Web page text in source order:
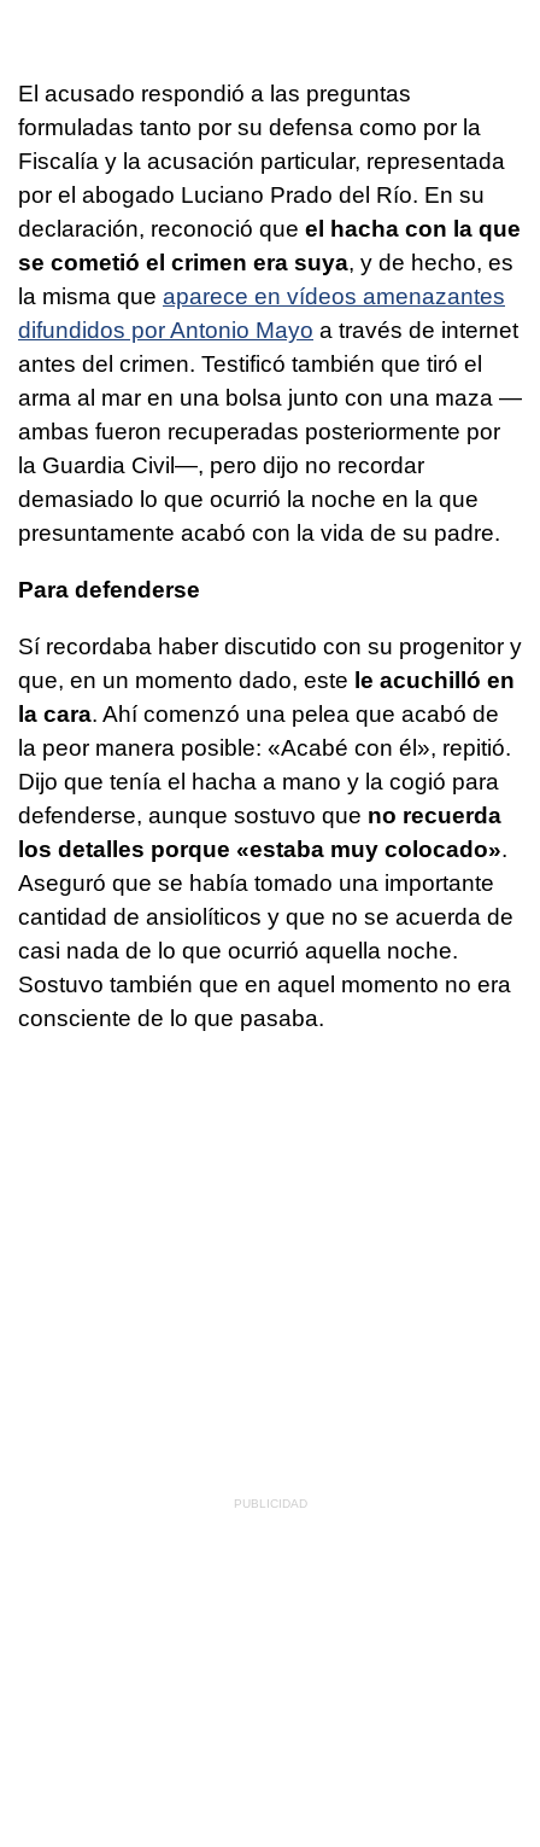
El acusado respondió a las preguntas
formuladas tanto por su defensa como por la
Fiscalía y la acusación particular, representada
por el abogado Luciano Prado del Río. En su
declaración, reconoció que el hacha con la que
se cometió el crimen era suya, y de hecho, es
la misma que aparece en vídeos amenazantes
difundidos por Antonio Mayo a través de internet
antes del crimen. Testificó también que tiró el
arma al mar en una bolsa junto con una maza —
ambas fueron recuperadas posteriormente por
la Guardia Civil—, pero dijo no recordar
demasiado lo que ocurrió la noche en la que
presuntamente acabó con la vida de su padre.
Para defenderse
Sí recordaba haber discutido con su progenitor y
que, en un momento dado, este le acuchilló en
la cara. Ahí comenzó una pelea que acabó de
la peor manera posible: «Acabé con él», repitió.
Dijo que tenía el hacha a mano y la cogió para
defenderse, aunque sostuvo que no recuerda
los detalles porque «estaba muy colocado».
Aseguró que se había tomado una importante
cantidad de ansiolíticos y que no se acuerda de
casi nada de lo que ocurrió aquella noche.
Sostuvo también que en aquel momento no era
consciente de lo que pasaba.